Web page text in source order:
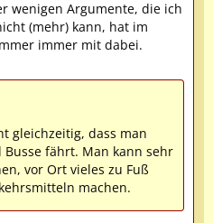
wenigen Argumente, die ich
(mehr) kann, hat im
immer mit dabei.
gleichzeitig, dass man
fährt. Man kann sehr
vor Ort vieles zu Fuß
machen.